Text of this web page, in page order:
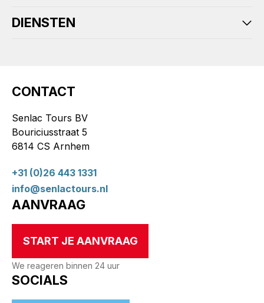
DIENSTEN
CONTACT
Senlac Tours BV
Bouriciusstraat 5
6814 CS Arnhem
+31 (0)26 443 1331
info@senlactours.nl
AANVRAAG
START JE AANVRAAG
We reageren binnen 24 uur
SOCIALS